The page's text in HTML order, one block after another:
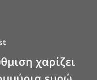
χαρίζει